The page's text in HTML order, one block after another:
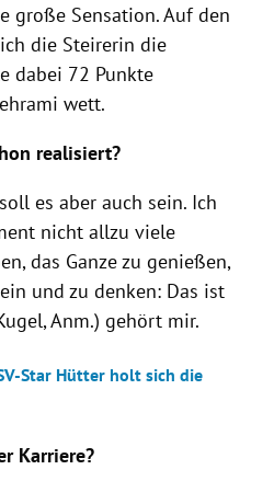
große Sensation. Auf den
die Steirerin die
dabei 72 Punkte
wett.
realisiert?
es aber auch sein. Ich
nicht allzu viele
das Ganze zu genießen,
und zu denken: Das ist
Anm.) gehört mir.
Star Hütter holt sich die
Karriere?